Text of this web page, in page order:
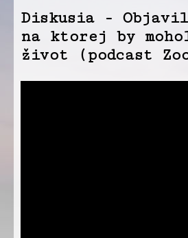
Diskusia -
na ktorej by
život (podcast